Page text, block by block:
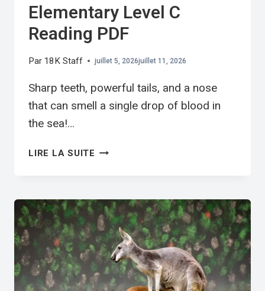
Elementary Level C
Reading PDF
Par 18K Staff juillet 5, 2026juillet 11, 2026
Sharp teeth, powerful tails, and a nose
that can smell a single drop of blood in
the sea!…
LIRE LA SUITE SHARKS
ELEMENTARY
LEVEL
C
READING
PDF